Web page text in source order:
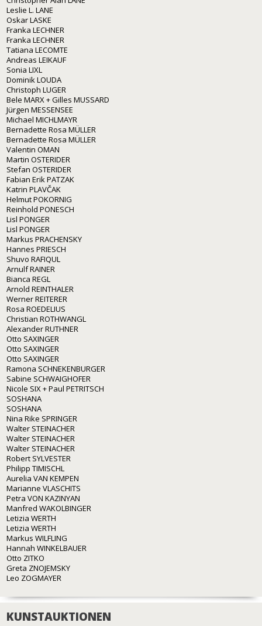
Leslie L. LANE
Oskar LASKE
Franka LECHNER
Franka LECHNER
Tatiana LECOMTE
Andreas LEIKAUF
Sonia LIXL
Dominik LOUDA
Christoph LUGER
Bele MARX + Gilles MUSSARD
Jürgen MESSENSEE
Michael MICHLMAYR
Bernadette Rosa MÜLLER
Bernadette Rosa MÜLLER
Valentin OMAN
Martin OSTERIDER
Stefan OSTERIDER
Fabian Erik PATZAK
Katrin PLAVČAK
Helmut POKORNIG
Reinhold PONESCH
Lisl PONGER
Lisl PONGER
Markus PRACHENSKY
Hannes PRIESCH
Shuvo RAFIQUL
Arnulf RAINER
Bianca REGL
Arnold REINTHALER
Werner REITERER
Rosa ROEDELIUS
Christian ROTHWANGL
Alexander RUTHNER
Otto SAXINGER
Otto SAXINGER
Otto SAXINGER
Ramona SCHNEKENBURGER
Sabine SCHWAIGHOFER
Nicole SIX + Paul PETRITSCH
SOSHANA
SOSHANA
Nina Rike SPRINGER
Walter STEINACHER
Walter STEINACHER
Walter STEINACHER
Robert SYLVESTER
Philipp TIMISCHL
Aurelia VAN KEMPEN
Marianne VLASCHITS
Petra VON KAZINYAN
Manfred WAKOLBINGER
Letizia WERTH
Letizia WERTH
Markus WILFLING
Hannah WINKELBAUER
Otto ZITKO
Greta ZNOJEMSKY
Leo ZOGMAYER
KUNSTAUKTIONEN